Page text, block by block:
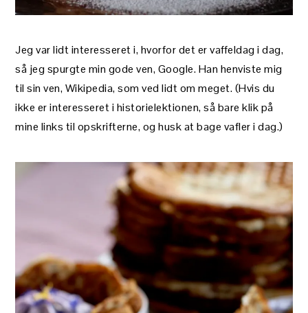
Jeg var lidt interesseret i, hvorfor det er vaffeldag i dag,
så jeg spurgte min gode ven, Google. Han henviste mig
til sin ven, Wikipedia, som ved lidt om meget. (Hvis du
ikke er interesseret i historielektionen, så bare klik på
mine links til opskrifterne, og husk at bage vafler i dag.)